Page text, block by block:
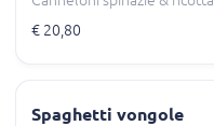
€ 20,80
Spaghetti vongole